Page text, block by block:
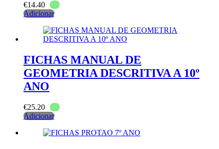
€14.40
Adicionar
FICHAS MANUAL DE
GEOMETRIA DESCRITIVA A 10º
ANO
€25.20
Adicionar